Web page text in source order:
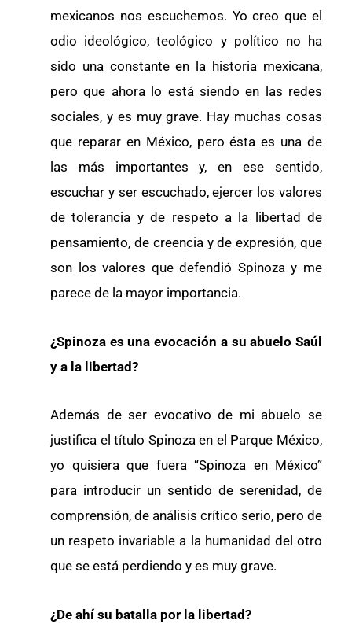
mexicanos nos escuchemos. Yo creo que el
odio ideológico, teológico y político no ha
sido una constante en la historia mexicana,
pero que ahora lo está siendo en las redes
sociales, y es muy grave. Hay muchas cosas
que reparar en México, pero ésta es una de
las más importantes y, en ese sentido,
escuchar y ser escuchado, ejercer los valores
de tolerancia y de respeto a la libertad de
pensamiento, de creencia y de expresión, que
son los valores que defendió Spinoza y me
parece de la mayor importancia.
¿Spinoza es una evocación a su abuelo Saúl
y a la libertad?
Además de ser evocativo de mi abuelo se
justifica el título Spinoza en el Parque México,
yo quisiera que fuera “Spinoza en México”
para introducir un sentido de serenidad, de
comprensión, de análisis crítico serio, pero de
un respeto invariable a la humanidad del otro
que se está perdiendo y es muy grave.
¿De ahí su batalla por la libertad?